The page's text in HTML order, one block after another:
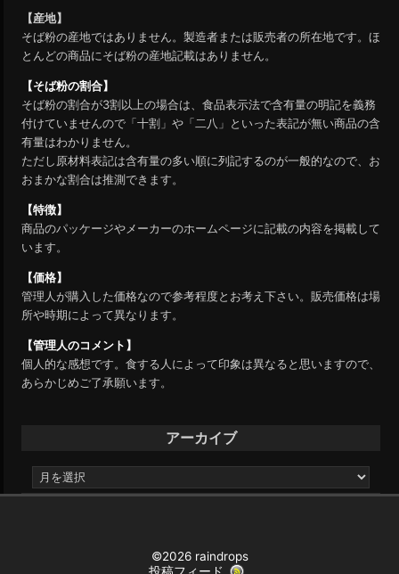
【産地】
そば粉の産地ではありません。製造者または販売者の所在地です。ほ
とんどの商品にそば粉の産地記載はありません。
【そば粉の割合】
そば粉の割合が3割以上の場合は、食品表示法で含有量の明記を義務
付けていませんので「十割」や「二八」といった表記が無い商品の含
有量はわかりません。
ただし原材料表記は含有量の多い順に列記するのが一般的なので、お
おまかな割合は推測できます。
【特徴】
商品のパッケージやメーカーのホームページに記載の内容を掲載して
います。
【価格】
管理人が購入した価格なので参考程度とお考え下さい。販売価格は場
所や時期によって異なります。
【管理人のコメント】
個人的な感想です。食する人によって印象は異なると思いますので、
あらかじめご了承願います。
アーカイブ
ア
ー
©2026 raindrops